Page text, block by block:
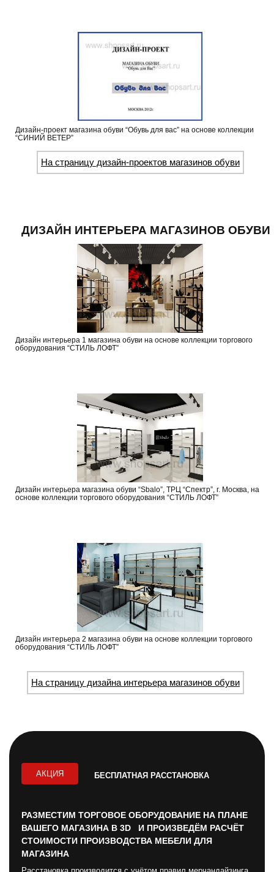
Дизайн-проект магазина обуви “Обувь для вас” на основе коллекции
“СИНИЙ ВЕТЕР”
На страницу дизайн-проектов магазинов обуви
ДИЗАЙН ИНТЕРЬЕРА МАГАЗИНОВ ОБУВИ
Дизайн интерьера 1 магазина обуви на основе коллекции торгового
оборудования “СТИЛЬ ЛОФТ”
Дизайн интерьера магазина обуви “Sbalo”, ТРЦ “Спектр”, г. Москва, на
основе коллекции торгового оборудования “СТИЛЬ ЛОФТ”
Дизайн интерьера 2 магазина обуви на основе коллекции торгового
оборудования “СТИЛЬ ЛОФТ”
На страницу дизайна интерьера магазинов обуви
АКЦИЯ БЕСПЛАТНАЯ РАССТАНОВКА
РАЗМЕСТИМ ТОРГОВОЕ ОБОРУДОВАНИЕ НА ПЛАНЕ
ВАШЕГО МАГАЗИНА В 3D И ПРОИЗВЕДЁМ РАСЧЁТ
СТОИМОСТИ ПРОИЗВОДСТВА МЕБЕЛИ ДЛЯ
МАГАЗИНА